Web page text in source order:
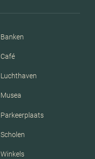
Geen garage
Banken
Café
Luchthaven
Musea
Parkeerplaats
Scholen
Winkels